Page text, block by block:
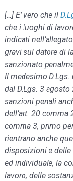
[…] E’ vero che il
che i luoghi di
indicati
gravi sul datore di
sanzionato
Il medesimo
dal D.Lgs. 3 agosto
sanzioni penali
dell’art. 20 comma
comma 3, primo
rientrano anche
disposizioni e
ed individuale, la
lavoro, delle